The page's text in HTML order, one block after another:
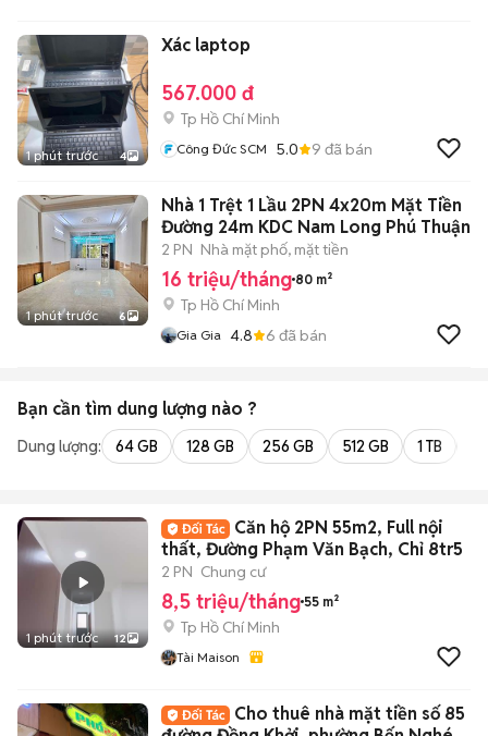
1 phút trước 4
Xác laptop
567.000 đ
Tp Hồ Chí Minh
Công Đức SCM 5.0 9 đã bán
1 phút trước 6
Nhà 1 Trệt 1 Lầu 2PN 4x20m Mặt Tiền
Đường 24m KDC Nam Long Phú Thuận
2 PN Nhà mặt phố, mặt tiền
16 triệu/tháng 80 m²
Tp Hồ Chí Minh
Gia Gia 4.8 6 đã bán
Bạn cần tìm dung lượng nào ?
Dung lượng: 64 GB 128 GB 256 GB 512 GB 1 TB
1 phút trước 12
Căn hộ 2PN 55m2, Full nội
thất, Đường Phạm Văn Bạch, Chỉ 8tr5
2 PN Chung cư
8,5 triệu/tháng 55 m²
Tp Hồ Chí Minh
Tài Maison
Cho thuê nhà mặt tiền số 85